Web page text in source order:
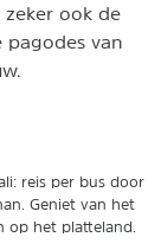
ook de
pagodes van
reis per bus door
Geniet van het
op het platteland.